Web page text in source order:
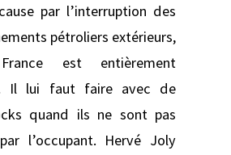
par l’interruption des
pétroliers extérieurs,
est entièrement
Il lui faut faire avec de
quand ils ne sont pas
l’occupant. Hervé Joly